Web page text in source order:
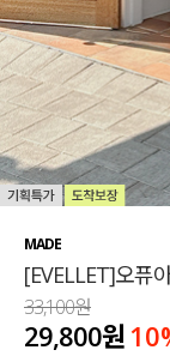
세트할인 ~30%
하객룩
살안타템
110사이즈
티셔츠
팬츠
MADE
[EVELLET]오퓨
33,100원
29,800원 10